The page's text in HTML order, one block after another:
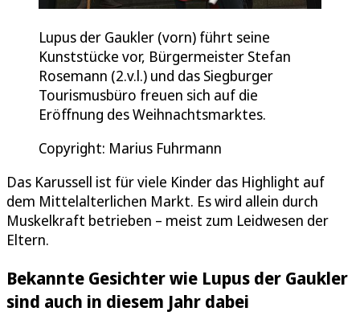
Lupus der Gaukler (vorn) führt seine
Kunststücke vor, Bürgermeister Stefan
Rosemann (2.v.l.) und das Siegburger
Tourismusbüro freuen sich auf die
Eröffnung des Weihnachtsmarktes.
Copyright: Marius Fuhrmann
Das Karussell ist für viele Kinder das Highlight auf
dem Mittelalterlichen Markt. Es wird allein durch
Muskelkraft betrieben – meist zum Leidwesen der
Eltern.
Bekannte Gesichter wie Lupus der Gaukler
sind auch in diesem Jahr dabei